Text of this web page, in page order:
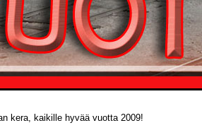
kera, kaikille hyvää vuotta 2009!